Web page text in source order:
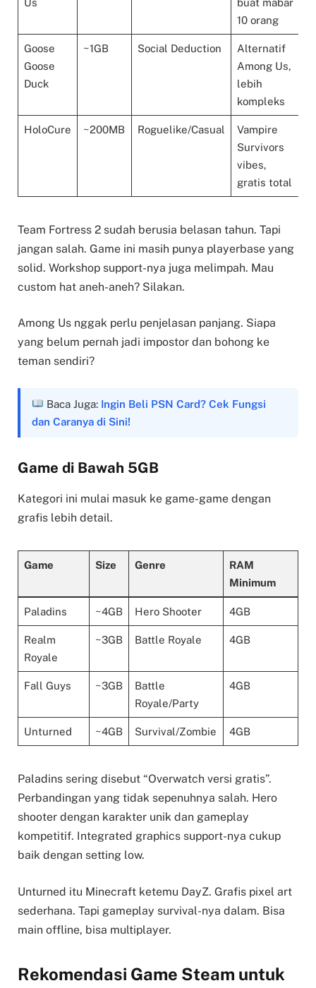
10 orang
Goose
Goose
Duck
~1GB Social Deduction
Alternatif
Among Us,
lebih
kompleks
HoloCure ~200MB Roguelike/Casual
Vampire
Survivors
vibes,
gratis total
Team Fortress 2 sudah berusia belasan tahun. Tapi
jangan salah. Game ini masih punya playerbase yang
solid. Workshop support-nya juga melimpah. Mau
custom hat aneh-aneh? Silakan.
Among Us nggak perlu penjelasan panjang. Siapa
yang belum pernah jadi impostor dan bohong ke
teman sendiri?
Baca Juga: Ingin Beli PSN Card? Cek Fungsi
dan Caranya di Sini!
Game di Bawah 5GB
Kategori ini mulai masuk ke game-game dengan
grafis lebih detail.
Game Size Genre
RAM
Minimum
Paladins ~4GB Hero Shooter 4GB
Realm
Royale
~3GB Battle Royale 4GB
Fall Guys ~3GB
Battle
Royale/Party
4GB
Unturned ~4GB Survival/Zombie 4GB
Paladins sering disebut “Overwatch versi gratis”.
Perbandingan yang tidak sepenuhnya salah. Hero
shooter dengan karakter unik dan gameplay
kompetitif. Integrated graphics support-nya cukup
baik dengan setting low.
Unturned itu Minecraft ketemu DayZ. Grafis pixel art
sederhana. Tapi gameplay survival-nya dalam. Bisa
main offline, bisa multiplayer.
Rekomendasi Game Steam untuk